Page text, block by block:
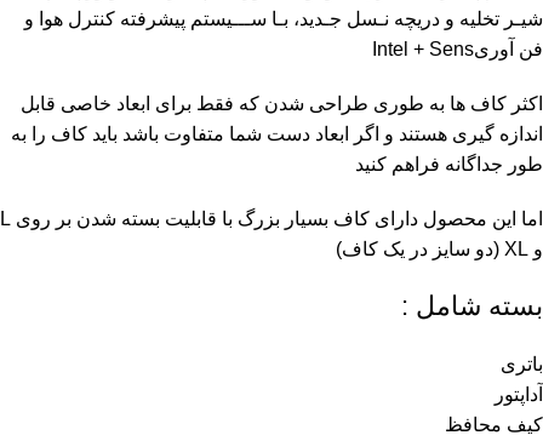
شیـر تخلیه و دریچه نـسل جـدید، بـا ســـیستم پیشرفته کنترل هوا و
فن آوریIntel + Sens
اکثر کاف ها به طوری طراحی شدن که فقط برای ابعاد خاصی قابل
اندازه گیری هستند و اگر ابعاد دست شما متفاوت باشد باید کاف را به
طور جداگانه فراهم کنید
اما این محصول دارای کاف بسیار بزرگ با قابلیت بسته شدن بر روی L
و XL (دو سایز در یک کاف)
بسته شامل :
باتری
آداپتور
کیف محافظ